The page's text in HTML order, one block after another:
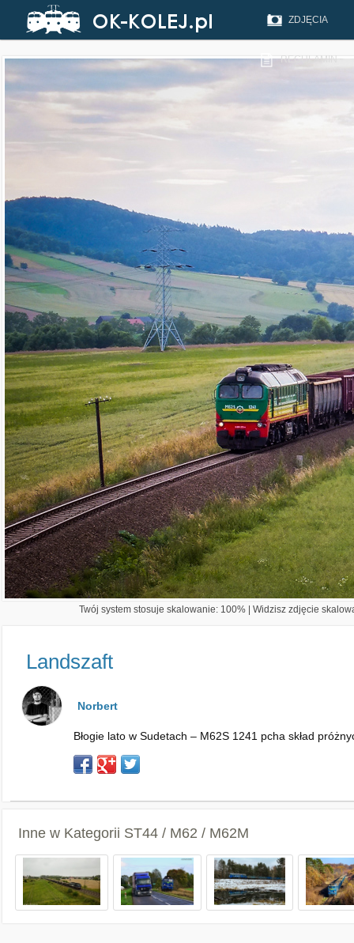
ZDJĘCIA
REGULAMIN
Twój system stosuje skalowanie: 100% | Widzisz zdjęcie
Landszaft
Norbert
Błogie lato w Sudetach – M62S 1241 pcha skład
Inne w Kategorii ST44 / M62 / M62M